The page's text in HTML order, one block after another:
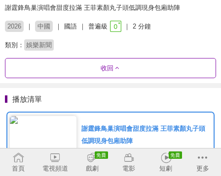
謝霆鋒鳥巢演唱會甜度拉滿 王菲素顏丸子頭低調現身包廂助陣
2026 中國 國語 普遍級 2 分鐘
類別： 娛樂新聞
收回
播放清單
謝霆鋒鳥巢演唱會甜度拉滿 王菲素顏丸子頭
低調現身包廂助陣
首頁 電視頻道 戲劇 電影 短劇 更多